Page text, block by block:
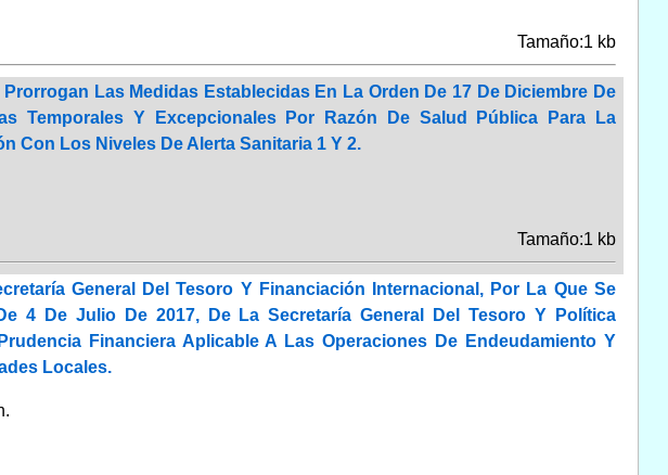
Tamaño:1 kb
Las Medidas Establecidas En La Orden De 17 De Diciembre De
Temporales Y Excepcionales Por Razón De Salud Pública Para La
Con Los Niveles De Alerta Sanitaria 1 Y 2.
Tamaño:1 kb
General Del Tesoro Y Financiación Internacional, Por La Que Se
4 De Julio De 2017, De La Secretaría General Del Tesoro Y Política
Financiera Aplicable A Las Operaciones De Endeudamiento Y
Locales.